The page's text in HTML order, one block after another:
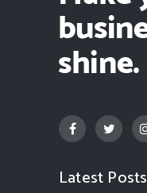
Latest Posts